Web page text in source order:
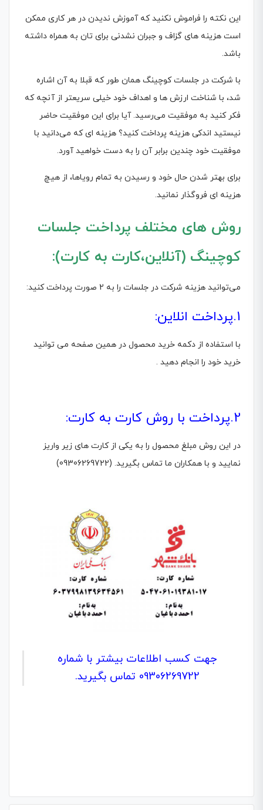
این نکته را فراموش نکنید که آموزش ندیدن در هر کاری ممکن
است هزینه های گزاف و جبران نشدنی برای تان به همراه داشته
باشد.
با شرکت در جلسات کوچینگ همان طور که قبلا به آن اشاره
شد، با شناخت ارزش ها و اهداف خود خیلی سریعتر از آنچه که
فکر کنید به موفقیت می‌رسید. آیا برای این موفقیت حاضر
نیستید اندکی هزینه پرداخت کنید؟ هزینه ای که می‌دانید با
موفقیت خود چندین برابر آن را به دست خواهید آورد.
برای بهتر شدن حال خود و رسیدن به تمام رویاها، از هیچ
هزینه ای فروگذار نمانید.
روش های مختلف پرداخت جلسات
کوچینگ (آنلاین،کارت به کارت):
می‌توانید هزینه شرکت در جلسات را به 2 صورت پرداخت کنید:
1.پرداخت انلاین:
با استفاده از دکمه خرید محصول در همین صفحه می توانید
خرید خود را انجام دهید .
2.پرداخت با روش کارت به کارت:
در این روش مبلغ محصول را به یکی از کارت های زیر واریز
نمایید و با همکاران ما تماس بگیرید. (09306269722)
جهت کسب اطلاعات بیشتر با شماره
09306269722 تماس بگیرید.